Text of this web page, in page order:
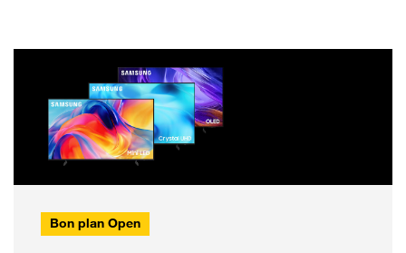
Bon plan Open